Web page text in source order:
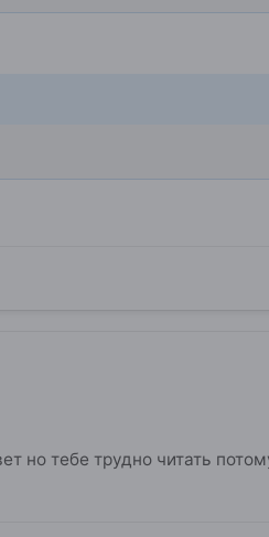
но тебе трудно читать